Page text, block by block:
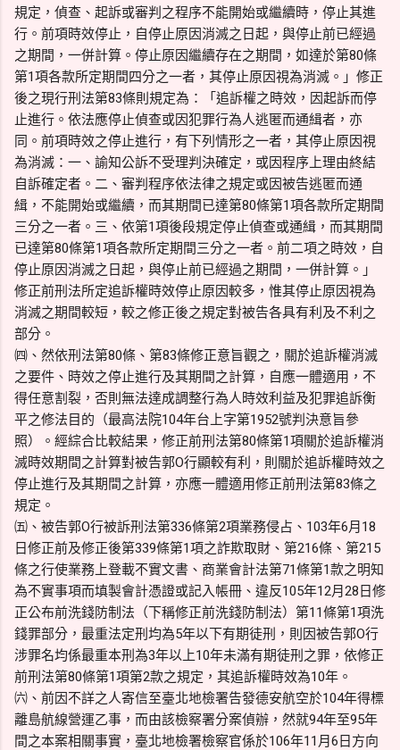
規定，偵查、起訴或審判之程序不能開始或繼續時，停止其進
行。前項時效停止，自停止原因消滅之日起，與停止前已經過
之期間，一併計算。停止原因繼續存在之期間，如達於第80條
第1項各款所定期間四分之一者，其停止原因視為消滅。」修正
後之現行刑法第83條則規定為：「追訴權之時效，因起訴而停
止進行。依法應停止偵查或因犯罪行為人逃匿而通緝者，亦
同。前項時效之停止進行，有下列情形之一者，其停止原因視
為消滅：一、諭知公訴不受理判決確定，或因程序上理由終結
自訴確定者。二、審判程序依法律之規定或因被告逃匿而通
緝，不能開始或繼續，而其期間已達第80條第1項各款所定期間
三分之一者。三、依第1項後段規定停止偵查或通緝，而其期間
已達第80條第1項各款所定期間三分之一者。前二項之時效，自
停止原因消滅之日起，與停止前已經過之期間，一併計算。」
修正前刑法所定追訴權時效停止原因較多，惟其停止原因視為
消滅之期間較短，較之修正後之規定對被告各具有利及不利之
部分。
㈣、然依刑法第80條、第83條修正意旨觀之，關於追訴權消滅
之要件、時效之停止進行及其期間之計算，自應一體適用，不
得任意割裂，否則無法達成調整行為人時效利益及犯罪追訴衡
平之修法目的（最高法院104年台上字第1952號判決意旨參
照）。經綜合比較結果，修正前刑法第80條第1項關於追訴權消
滅時效期間之計算對被告郭O行顯較有利，則關於追訴權時效之
停止進行及其期間之計算，亦應一體適用修正前刑法第83條之
規定。
㈤、被告郭O行被訴刑法第336條第2項業務侵占、103年6月18
日修正前及修正後第339條第1項之詐欺取財、第216條、第215
條之行使業務上登載不實文書、商業會計法第71條第1款之明知
為不實事項而填製會計憑證或記入帳冊、違反105年12月28日修
正公布前洗錢防制法（下稱修正前洗錢防制法）第11條第1項洗
錢罪部分，最重法定刑均為5年以下有期徒刑，則因被告郭O行
涉罪名均係最重本刑為3年以上10年未滿有期徒刑之罪，依修正
前刑法第80條第1項第2款之規定，其追訴權時效為10年。
㈥、前因不詳之人寄信至臺北地檢署告發德安航空於104年得標
離島航線營運乙事，而由該檢察署分案偵辦，然就94年至95年
間之本案相關事實，臺北地檢署檢察官係於106年11月6日方向